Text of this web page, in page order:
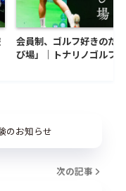
会員制、ゴルフ好きのた
び場」｜トナリノゴルフ
のお知らせ
次の記事